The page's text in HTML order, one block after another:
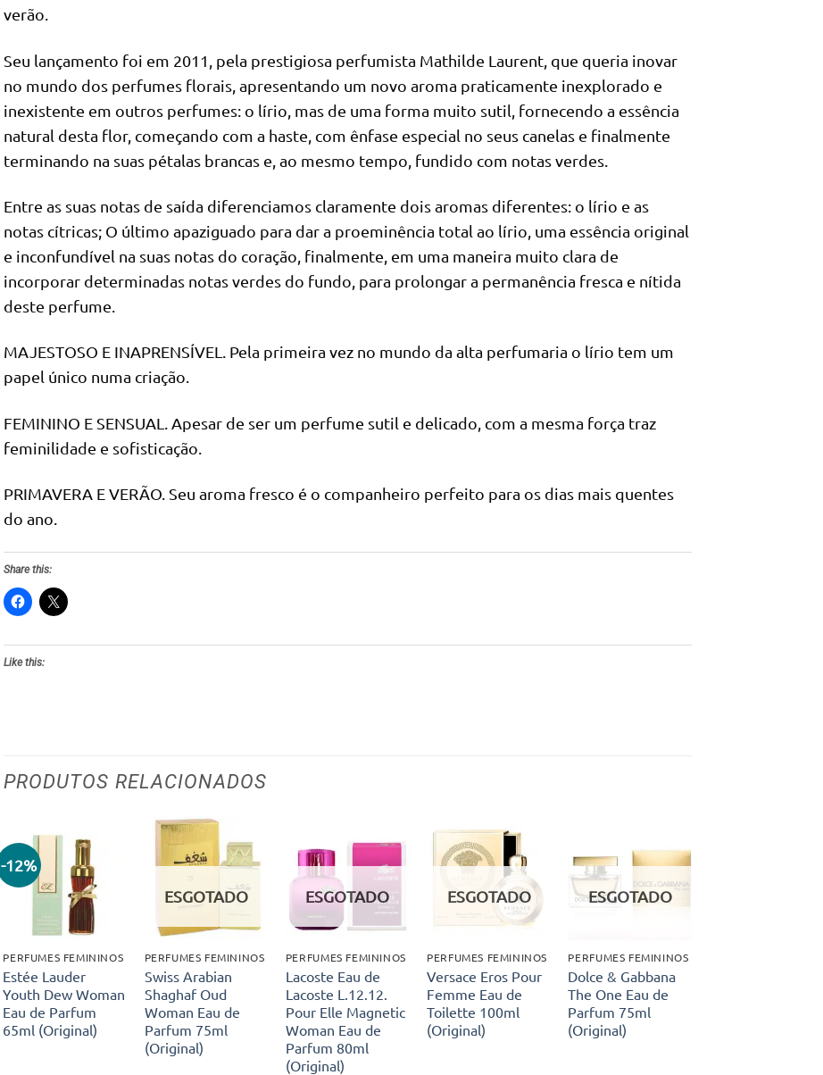
verão.
Seu lançamento foi em 2011, pela prestigiosa perfumista Mathilde Laurent, que queria inovar
no mundo dos perfumes florais, apresentando um novo aroma praticamente inexplorado e
inexistente em outros perfumes: o lírio, mas de uma forma muito sutil, fornecendo a essência
natural desta flor, começando com a haste, com ênfase especial no seus canelas e finalmente
terminando na suas pétalas brancas e, ao mesmo tempo, fundido com notas verdes.
Entre as suas notas de saída diferenciamos claramente dois aromas diferentes: o lírio e as
notas cítricas; O último apaziguado para dar a proeminência total ao lírio, uma essência original
e inconfundível na suas notas do coração, finalmente, em uma maneira muito clara de
incorporar determinadas notas verdes do fundo, para prolongar a permanência fresca e nítida
deste perfume.
MAJESTOSO E INAPRENSÍVEL. Pela primeira vez no mundo da alta perfumaria o lírio tem um
papel único numa criação.
FEMININO E SENSUAL. Apesar de ser um perfume sutil e delicado, com a mesma força traz
feminilidade e sofisticação.
PRIMAVERA E VERÃO. Seu aroma fresco é o companheiro perfeito para os dias mais quentes
do ano.
Share this:
Like this:
PRODUTOS RELACIONADOS
-12%
Adicionar
aos meus
desejos
PERFUMES FEMININOS
Estée Lauder
Youth Dew Woman
Eau de Parfum
65ml (Original)
Adicionar
aos meus
desejos
ESGOTADO
PERFUMES FEMININOS
Swiss Arabian
Shaghaf Oud
Woman Eau de
Parfum 75ml
(Original)
Adicionar
aos meus
desejos
ESGOTADO
PERFUMES FEMININOS
Lacoste Eau de
Lacoste L.12.12.
Pour Elle Magnetic
Woman Eau de
Parfum 80ml
(Original)
Adicionar
aos meus
desejos
ESGOTADO
PERFUMES FEMININOS
Versace Eros Pour
Femme Eau de
Toilette 100ml
(Original)
Adicionar
aos meus
desejos
ESGOTADO
PERFUMES FEMININOS
Dolce & Gabbana
The One Eau de
Parfum 75ml
(Original)